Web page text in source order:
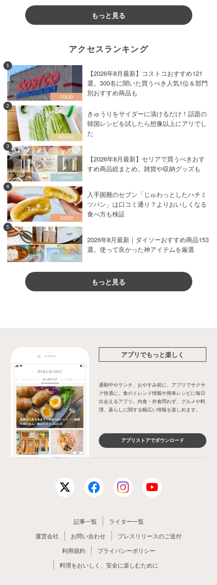
もっと見る
アクセスランキング
1
【2026年8月最新】コストコおすすめ121
選。300名に聞いた買うべき人気1位＆部門
別おすすめ商品も
2
きゅうりをサイダーに漬けるだけ！話題の
韓国レシピを試したら想像以上にアリでし
た
3
【2026年8月最新】セリアで買うべきおす
すめ商品総まとめ。雑貨や収納グッズも
4
入手困難のセブン「じゅわっとしたハチミ
ツパン」は口コミ通り？よりおいしくなる
食べ方も検証
5
2026年8月最新｜ダイソーおすすめ商品153
選。使って良かった神アイテムを厳選
もっと見る
アプリでもっと楽しく
通勤中やランチ、おやすみ前に、アプリでサクサ
ク快適に。食のトレンド情報や簡単レシピに毎日
出会えるアプリ。内食・外食問わず、グルメや料
理、暮らしに関する幅広い情報を楽しめます。
アプリストアでダウンロード
記事一覧
ライター一覧
運営会社
お問い合わせ
プレスリリースのご送付
利用規約
プライバシーポリシー
料理をおいしく、安全に楽しむために